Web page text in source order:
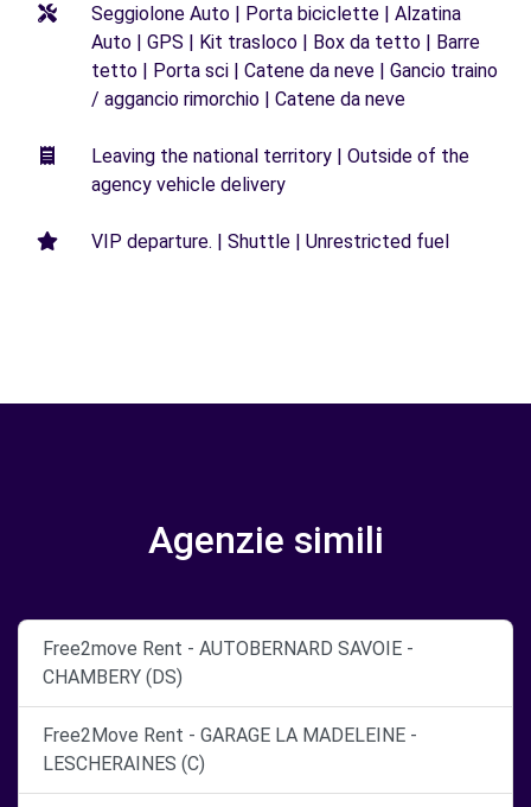
Seggiolone Auto | Porta biciclette | Alzatina
Auto | GPS | Kit trasloco | Box da tetto | Barre
tetto | Porta sci | Catene da neve | Gancio traino
/ aggancio rimorchio | Catene da neve
Leaving the national territory | Outside of the
agency vehicle delivery
VIP departure. | Shuttle | Unrestricted fuel
Agenzie simili
Free2move Rent - AUTOBERNARD SAVOIE -
CHAMBERY (DS)
Free2Move Rent - GARAGE LA MADELEINE -
LESCHERAINES (C)